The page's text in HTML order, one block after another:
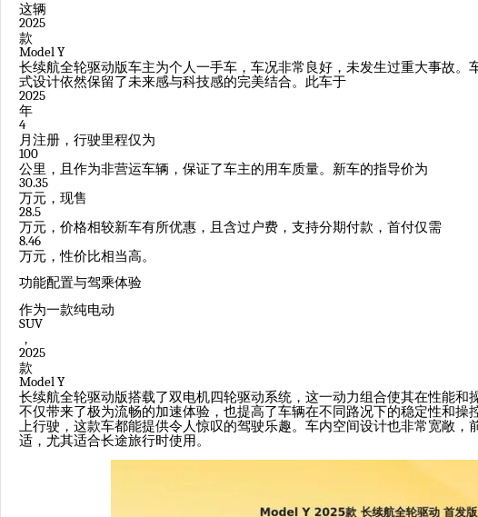
这辆
2025
款
Model Y
长续航全轮驱动版车主为个人一手车，车况非常良好，未发生过重大事故。
式设计依然保留了未来感与科技感的完美结合。此车于
2025
年
4
月注册，行驶里程仅为
100
公里，且作为非营运车辆，保证了车主的用车质量。新车的指导价为
30.35
万元，现售
28.5
万元，价格相较新车有所优惠，且含过户费，支持分期付款，首付仅需
8.46
万元，性价比相当高。
功能配置与驾乘体验
作为一款纯电动
SUV
，
2025
款
Model Y
长续航全轮驱动版搭载了双电机四轮驱动系统，这一动力组合使其在性能和
不仅带来了极为流畅的加速体验，也提高了车辆在不同路况下的稳定性和操
上行驶，这款车都能提供令人惊叹的驾驶乐趣。车内空间设计也非常宽敞
适，尤其适合长途旅行时使用。